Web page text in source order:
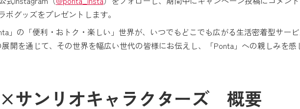
ボグッズをプレゼントします。
」の「便利・おトク・楽しい」世界が、いつでもどこでも広がる生活密着型サー
展開を通じて、その世界を幅広い世代の皆様にお伝えし、「Ponta」への親しみを
サンリオキャラクターズ 概要